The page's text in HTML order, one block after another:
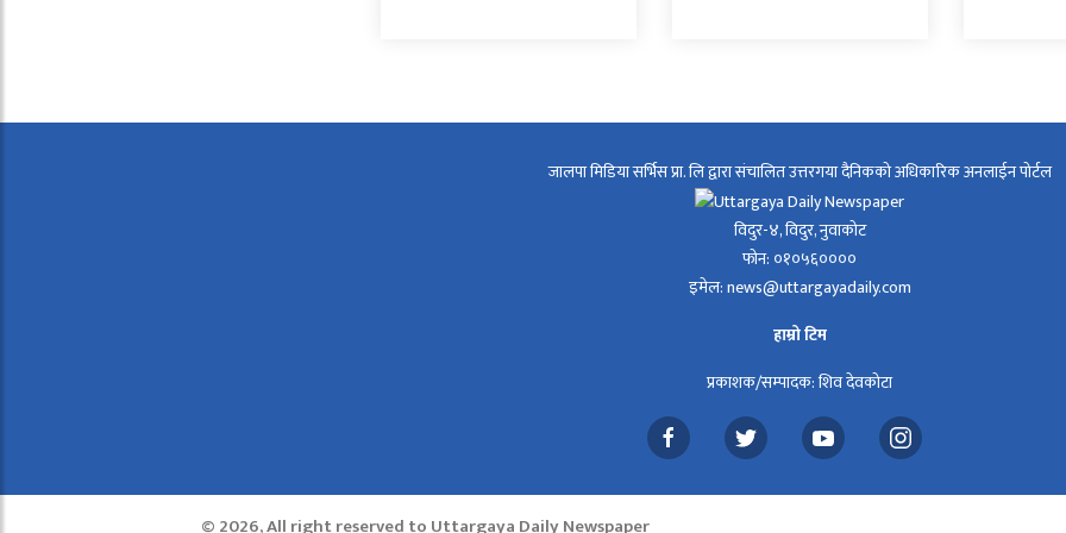
जालपा मिडिया सर्भिस प्रा. लि द्वारा संचालित उत्तरगया दैनिकको अधिकारिक अनलाईन पोर्टल
विदुर-४, विदुर, नुवाकोट
फोन: ०१०५६००००
इमेल: news@uttargayadaily.com
हाम्रो टिम
प्रकाशक/सम्पादक: शिव देवकोटा
© 2026, All right reserved to Uttargaya Daily Newspaper